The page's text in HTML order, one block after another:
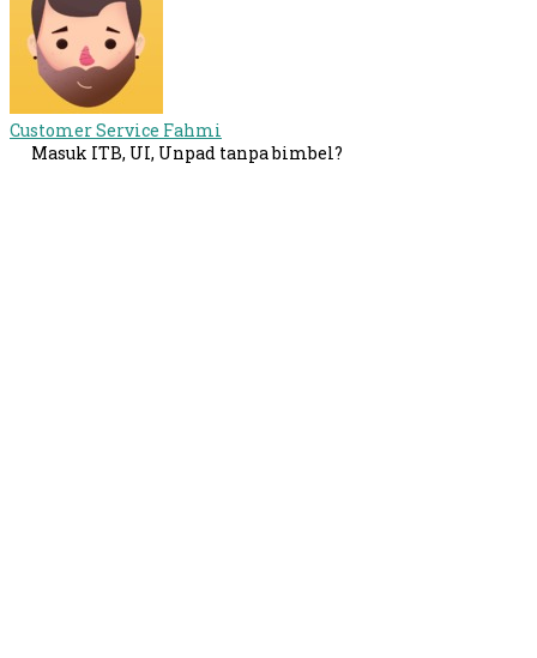
Customer Service Fahmi
Masuk ITB, UI, Unpad tanpa bimbel?